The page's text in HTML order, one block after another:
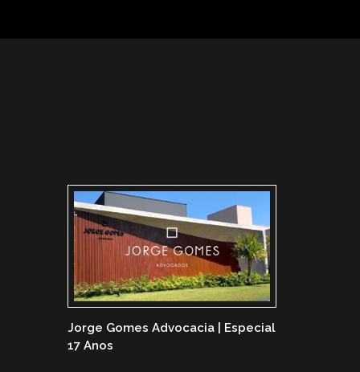
Jorge Gomes Advocacia | Especial
17 Anos